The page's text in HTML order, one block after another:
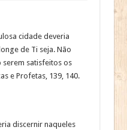
cidade deveria
de Ti seja. Não
serem satisfeitos os
e Profetas, 139, 140.
discernir naqueles